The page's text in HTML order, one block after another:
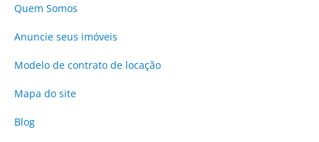
Quem Somos
Anuncie seus imóveis
Modelo de contrato de locação
Mapa do site
Blog